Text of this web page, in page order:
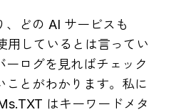
、どの AI サービスも
用しているとは言ってい
ーログを見ればチェック
ことがわかります。私に
はキーワードメタ